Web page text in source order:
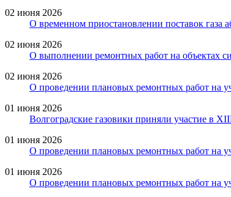
02 июня 2026
О временном приостановлении поставок газа
02 июня 2026
О выполнении ремонтных работ на объектах
02 июня 2026
О проведении плановых ремонтных работ на
01 июня 2026
Волгоградские газовики приняли участие в
01 июня 2026
О проведении плановых ремонтных работ на
01 июня 2026
О проведении плановых ремонтных работ на